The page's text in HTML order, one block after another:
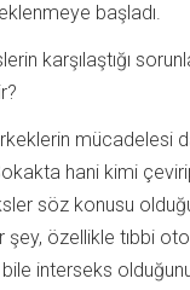
başladı.
karşılaştığı
mücadelesi
hani kimi
söz konusu
şey, özellikle tıbbi
interseks